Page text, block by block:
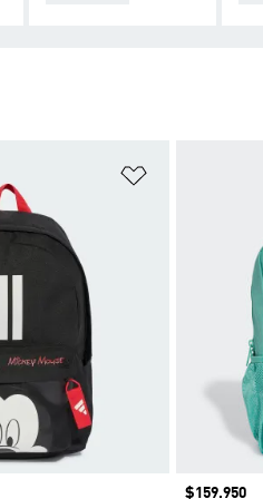
Precio
$159.950